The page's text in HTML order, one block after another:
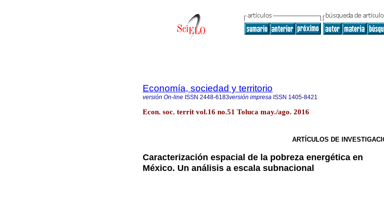
Economía, sociedad y territorio
versión On-line ISSN 2448-6183versión impresa ISSN 1405-8421
Econ. soc. territ vol.16 no.51 Toluca may./ago. 2016
ARTÍCULOS DE
Caracterización espacial de la pobreza energética en
México. Un análisis a escala subnacional